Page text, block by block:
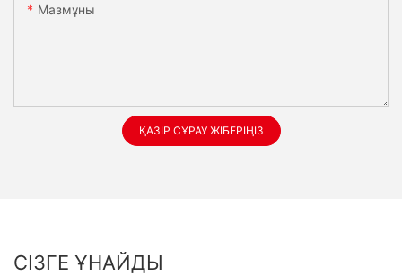
Мазмұны
ҚАЗІР СҰРАУ ЖІБЕРІҢІЗ
СІЗГЕ ҰНАЙДЫ